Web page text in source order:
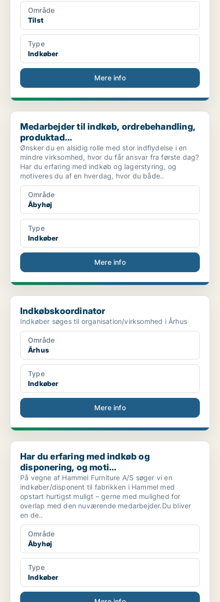
Område
Tilst
Type
Indkøber
Mere info
Medarbejder til indkøb, ordrebehandling, produktad...
Medarbejder til indkøb, ordrebehandling,
produktad...
Ønsker du en alsidig rolle med stor indflydelse i en
mindre virksomhed, hvor du får ansvar fra første dag?
Har du erfaring med indkøb og lagerstyring, og
motiveres du af en hverdag, hvor du både..
Område
Åbyhøj
Type
Indkøber
Mere info
Indkøbskoordinator
Indkøbskoordinator
Indkøber søges til organisation/virksomhed i Århus
Område
Århus
Type
Indkøber
Mere info
Har du erfaring med indkøb og disponering, og moti...
Har du erfaring med indkøb og
disponering, og moti...
På vegne af Hammel Furniture A/S søger vi en
indkøber/disponent til fabrikken i Hammel med
opstart hurtigst muligt – gerne med mulighed for
overlap med den nuværende medarbejder.Du bliver
en de..
Område
Åbyhøj
Type
Indkøber